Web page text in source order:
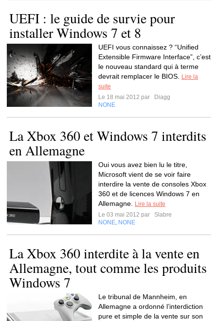
UEFI : le guide de survie pour
installer Windows 7 et 8
UEFI vous connaissez ? “Unified
Extensible Firmware Interface”, c’est
le nouveau standard qui à terme
devrait remplacer le BIOS.
Lire la
suite
Le 18 mai 2012 par
Diagg
NONE
La Xbox 360 et Windows 7 interdits
en Allemagne
Oui vous avez bien lu le titre,
Microsoft vient de se voir faire
interdire la vente de consoles Xbox
360 et de licences Windows 7 en
Allemagne.
Lire la suite
Le 03 mai 2012 par
Slabre
NONE NONE
La Xbox 360 interdite à la vente en
Allemagne, tout comme les produits
Windows 7
Le tribunal de Mannheim, en
Allemagne a ordonné l’interdiction
pure et simple de la vente sur son